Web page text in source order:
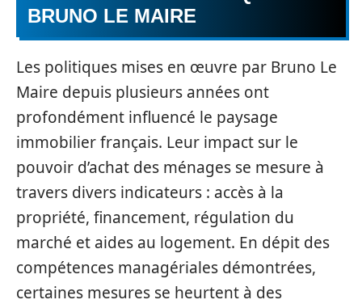
BRUNO LE MAIRE
Les politiques mises en œuvre par Bruno Le
Maire depuis plusieurs années ont
profondément influencé le paysage
immobilier français. Leur impact sur le
pouvoir d’achat des ménages se mesure à
travers divers indicateurs : accès à la
propriété, financement, régulation du
marché et aides au logement. En dépit des
compétences managériales démontrées,
certaines mesures se heurtent à des